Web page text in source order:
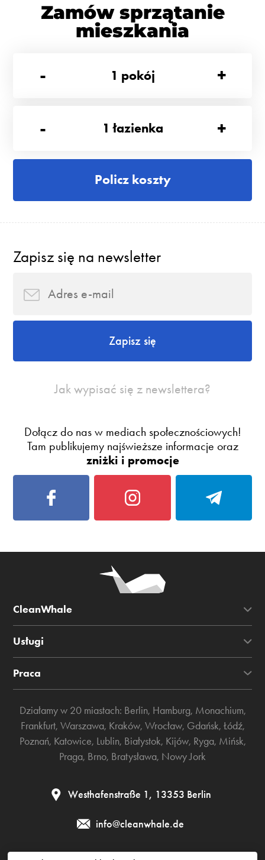
Zamów sprzątanie
mieszkania
-
1 pokój +
- 1 łazienka +
Policz koszty
Zapisz się na newsletter
Zapisz się
Jak wypisać się z newslettera?
Dołącz do nas w mediach społecznościowych!
Tam publikujemy najświeższe informacje oraz
zniżki i promocje
CleanWhale
Usługi
Praca
Działamy w 20 miastach: Berlin, Hamburg, Monachium,
Frankfurt, Warszawa, Kraków, Wrocław, Gdańsk, Łódź,
Poznań, Katowice, Lublin, Białystok, Kijów, Ryga, Mińsk,
Praga, Brno, Bratysława, Nowy Jork
Westhafenstraße 1, 13353 Berlin
info@cleanwhale.de